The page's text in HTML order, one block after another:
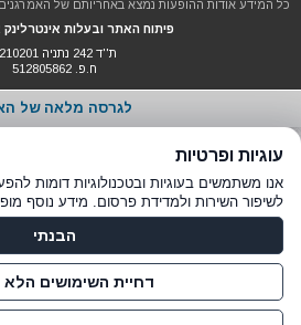
כל המידע אודות ההופעות נמצא באחריותם של האמרגנים.
פיתוח האתר ובעלות אינטרלינק
ת''ד 242 נתניה 4210201
ח.פ. 512805862
לגרסה מלאה של
עוגיות ופרטיות
אנו משתמשים בעוגיות ובטכנולוגיות דומות
לשיפור השירות ולמדידת פרסום. מידע נוסף
הבנתי
דחיית השימושים הלא